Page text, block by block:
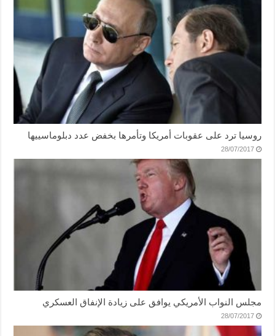
روسيا ترد على عقوبات أمريكا وتأمرها بخفض عدد دبلوماسييها
28/07/2017
مجلس النواب الأمريكي يوافق على زيادة الإنفاق العسكري
28/07/2017